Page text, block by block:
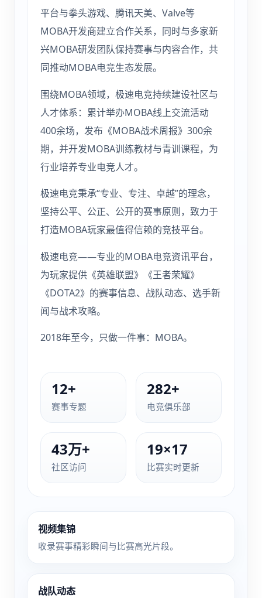
平台与拳头游戏、腾讯天美、Valve等
MOBA开发商建立合作关系，同时与多家新
兴MOBA研发团队保持赛事与内容合作，共
同推动MOBA电竞生态发展。
围绕MOBA领域，极速电竞持续建设社区与
人才体系：累计举办MOBA线上交流活动
400余场，发布《MOBA战术周报》300余
期，并开发MOBA训练教材与青训课程，为
行业培养专业电竞人才。
极速电竞秉承“专业、专注、卓越”的理念，
坚持公平、公正、公开的赛事原则，致力于
打造MOBA玩家最值得信赖的竞技平台。
极速电竞——专业的MOBA电竞资讯平台，
为玩家提供《英雄联盟》《王者荣耀》
《DOTA2》的赛事信息、战队动态、选手新
闻与战术攻略。
2018年至今，只做一件事：MOBA。
12+
赛事专题
282+
电竞俱乐部
43万+
社区访问
19×17
比赛实时更新
视频集锦
收录赛事精彩瞬间与比赛高光片段。
战队动态